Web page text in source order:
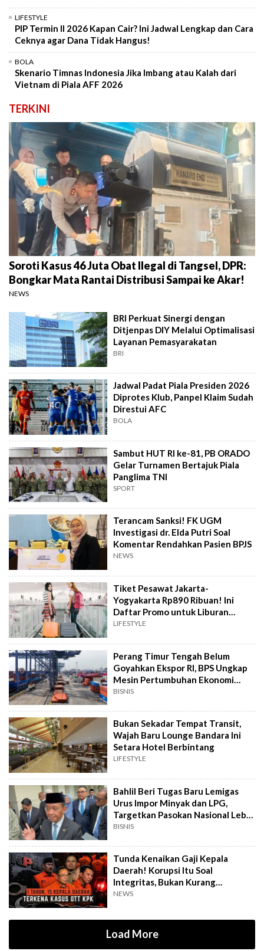
LIFESTYLE
PIP Termin II 2026 Kapan Cair? Ini Jadwal Lengkap dan Cara
Ceknya agar Dana Tidak Hangus!
BOLA
Skenario Timnas Indonesia Jika Imbang atau Kalah dari
Vietnam di Piala AFF 2026
TERKINI
Soroti Kasus 46 Juta Obat Ilegal di Tangsel, DPR:
Bongkar Mata Rantai Distribusi Sampai ke Akar!
NEWS
BRI Perkuat Sinergi dengan
Ditjenpas DIY Melalui Optimalisasi
Layanan Pemasyarakatan
BRI
Jadwal Padat Piala Presiden 2026
Diprotes Klub, Panpel Klaim Sudah
Direstui AFC
BOLA
Sambut HUT RI ke-81, PB ORADO
Gelar Turnamen Bertajuk Piala
Panglima TNI
SPORT
Terancam Sanksi! FK UGM
Investigasi dr. Elda Putri Soal
Komentar Rendahkan Pasien BPJS
NEWS
Tiket Pesawat Jakarta-
Yogyakarta Rp890 Ribuan! Ini
Daftar Promo untuk Liburan
Hemat
LIFESTYLE
Perang Timur Tengah Belum
Goyahkan Ekspor RI, BPS Ungkap
Mesin Pertumbuhan Ekonomi
Masih Ngebut
BISNIS
Bukan Sekadar Tempat Transit,
Wajah Baru Lounge Bandara Ini
Setara Hotel Berbintang
LIFESTYLE
Bahlil Beri Tugas Baru Lemigas
Urus Impor Minyak dan LPG,
Targetkan Pasokan Nasional Lebih
Terjamin
BISNIS
Tunda Kenaikan Gaji Kepala
Daerah! Korupsi Itu Soal
Integritas, Bukan Kurang
Penghasilan
NEWS
Load More